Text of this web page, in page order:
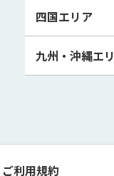
四国エリア
九州・沖縄エ
利用規約